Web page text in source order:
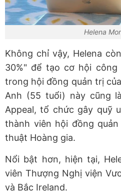
Helena
Không chỉ vậy, Helena
30%" để tạo cơ hội
trong hội đồng quản trị
Anh (55 tuổi) này cũng
Appeal, tổ chức gây quỹ
thành viên hội đồng
thuật Hoàng gia.
Nổi bật hơn, hiện tại,
viên Thượng Nghị viện
và Bắc Ireland.